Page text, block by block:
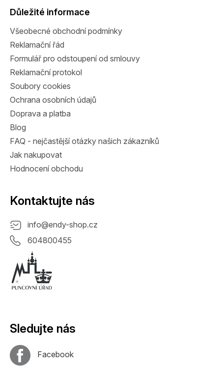
Důležité informace
Všeobecné obchodní podmínky
Reklamační řád
Formulář pro odstoupení od smlouvy
Reklamační protokol
Soubory cookies
Ochrana osobních údajů
Doprava a platba
Blog
FAQ - nejčastější otázky našich zákazníků
Jak nakupovat
Hodnocení obchodu
Kontaktujte nás
info@endy-shop.cz
604800455
Sledujte nás
Facebook